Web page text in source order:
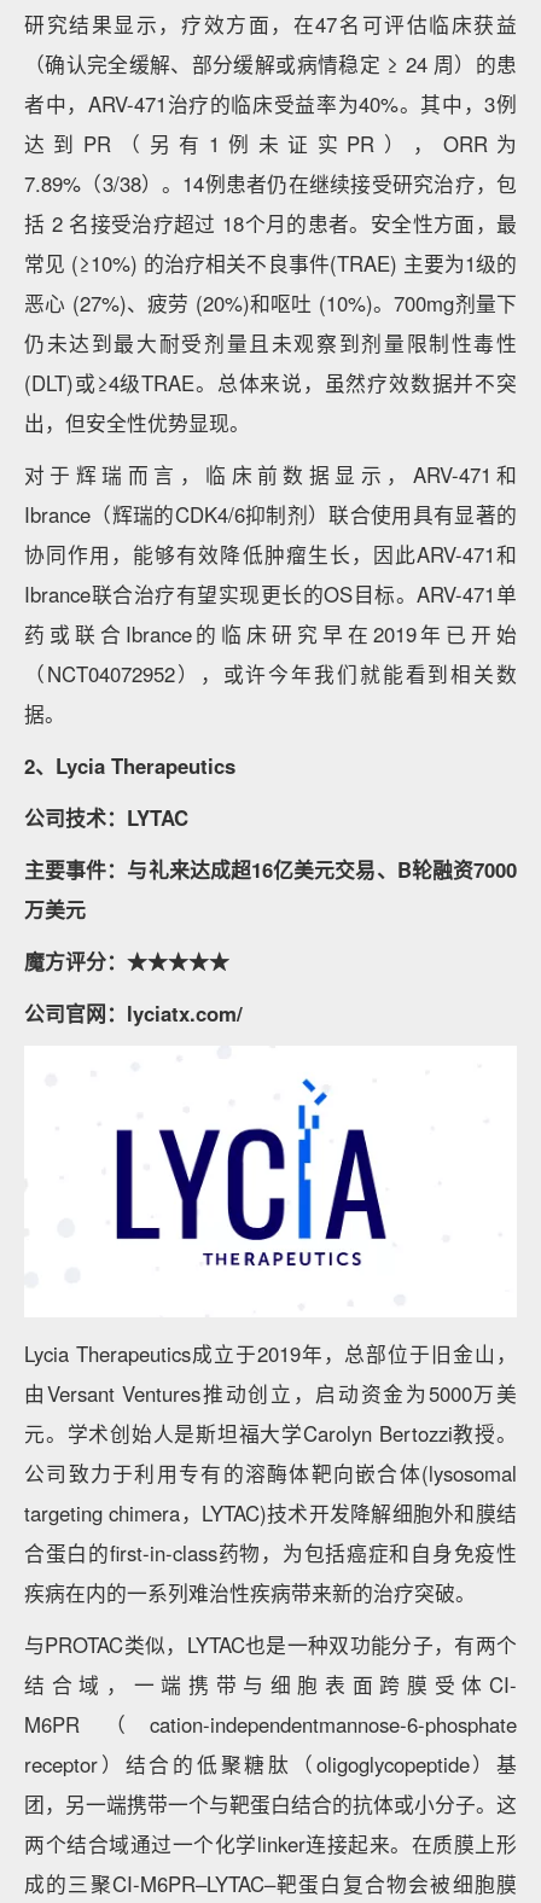
研究结果显示，疗效方面，在47名可评估临床获益
（确认完全缓解、部分缓解或病情稳定 ≥ 24 周）的患
者中，ARV-471治疗的临床受益率为40%。其中，3例
达到PR（另有1例未证实PR），ORR为
7.89%（3/38）。14例患者仍在继续接受研究治疗，包
括 2 名接受治疗超过 18个月的患者。安全性方面，最
常见 (≥10%) 的治疗相关不良事件(TRAE) 主要为1级的
恶心 (27%)、疲劳 (20%)和呕吐 (10%)。700mg剂量下
仍未达到最大耐受剂量且未观察到剂量限制性毒性
(DLT)或≥4级TRAE。总体来说，虽然疗效数据并不突
出，但安全性优势显现。
对于辉瑞而言，临床前数据显示，ARV-471和
Ibrance（辉瑞的CDK4/6抑制剂）联合使用具有显著的
协同作用，能够有效降低肿瘤生长，因此ARV-471和
Ibrance联合治疗有望实现更长的OS目标。ARV-471单
药或联合Ibrance的临床研究早在2019年已开始
（NCT04072952），或许今年我们就能看到相关数
据。
2、Lycia Therapeutics
公司技术：LYTAC
主要事件：与礼来达成超16亿美元交易、B轮融资7000
万美元
魔方评分：★★★★★
公司官网：lyciatx.com/
Lycia Therapeutics成立于2019年，总部位于旧金山，
由Versant Ventures推动创立，启动资金为5000万美
元。学术创始人是斯坦福大学Carolyn Bertozzi教授。
公司致力于利用专有的溶酶体靶向嵌合体(lysosomal
targeting chimera，LYTAC)技术开发降解细胞外和膜结
合蛋白的first-in-class药物，为包括癌症和自身免疫性
疾病在内的一系列难治性疾病带来新的治疗突破。
与PROTAC类似，LYTAC也是一种双功能分子，有两个
结合域，一端携带与细胞表面跨膜受体CI-
M6PR（cation-independentmannose-6-phosphate
receptor）结合的低聚糖肽（oligoglycopeptide）基
团，另一端携带一个与靶蛋白结合的抗体或小分子。这
两个结合域通过一个化学linker连接起来。在质膜上形
成的三聚CI-M6PR–LYTAC–靶蛋白复合物会被细胞膜